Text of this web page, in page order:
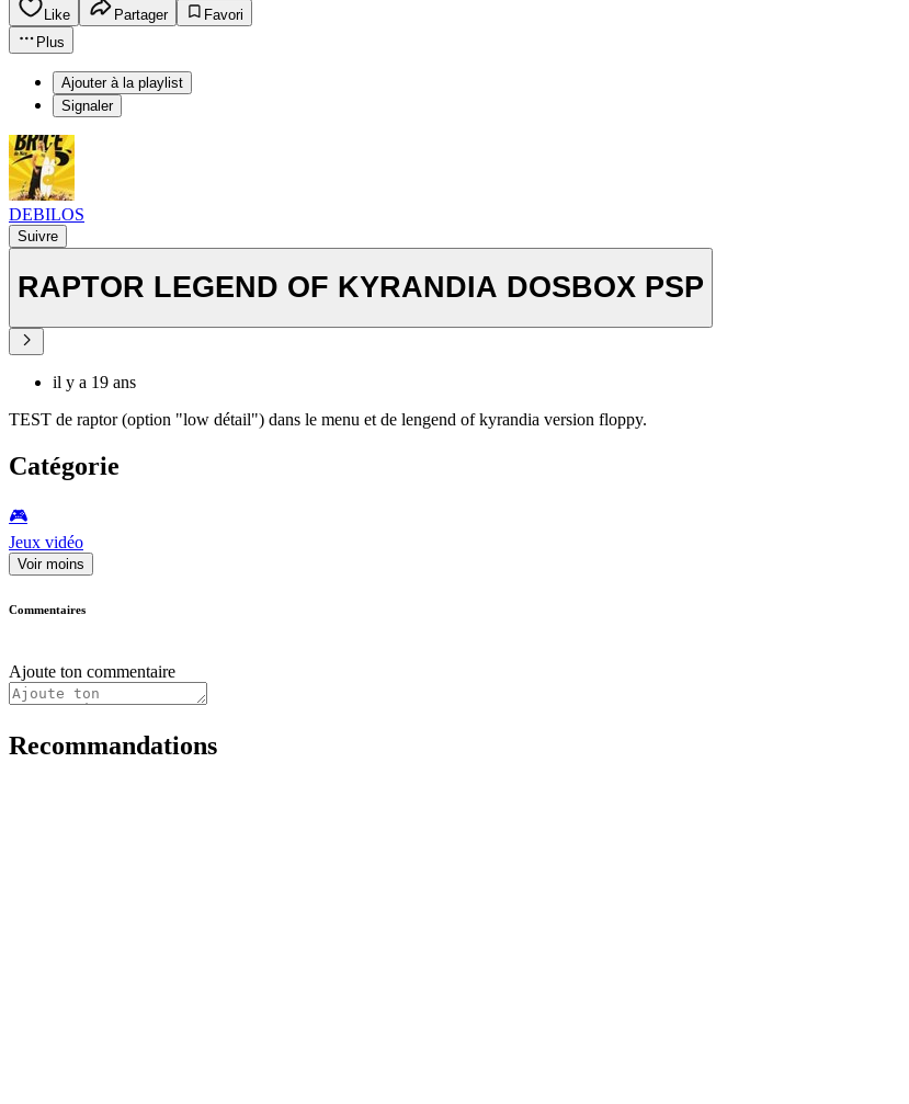
Like Partager
Favori
Plus
Ajouter à la playlist
Signaler
DEBILOS
Suivre
RAPTOR LEGEND OF KYRANDIA DOSBOX PSP
il y a 19 ans
TEST de raptor (option "low détail") dans le menu et de lengend of kyrandia version floppy.
Catégorie
🎮️
Jeux vidéo
Voir moins
Commentaires
Ajoute ton commentaire
Recommandations